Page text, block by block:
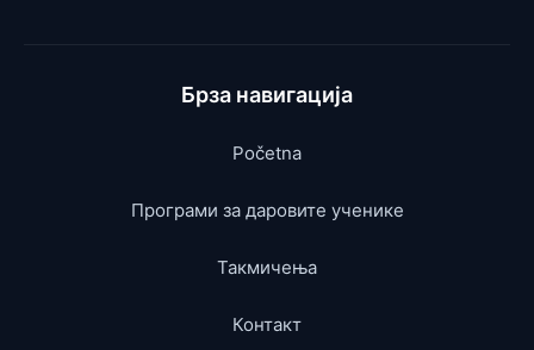
Брза навигација
Početna
Програми за даровите ученике
Такмичења
Контакт